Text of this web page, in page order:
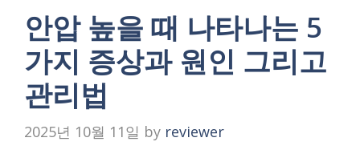
안압 높을 때 나타나는 5
가지 증상과 원인 그리고
관리법
2025년 10월 11일 by reviewer